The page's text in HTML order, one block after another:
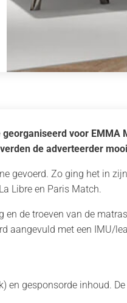
voor EMMA
de adverteerder
gevoerd. Zo ging het in
Libre en Paris Match.
de troeven van de
aangevuld met een IMU/
en gesponsorde inhoud.